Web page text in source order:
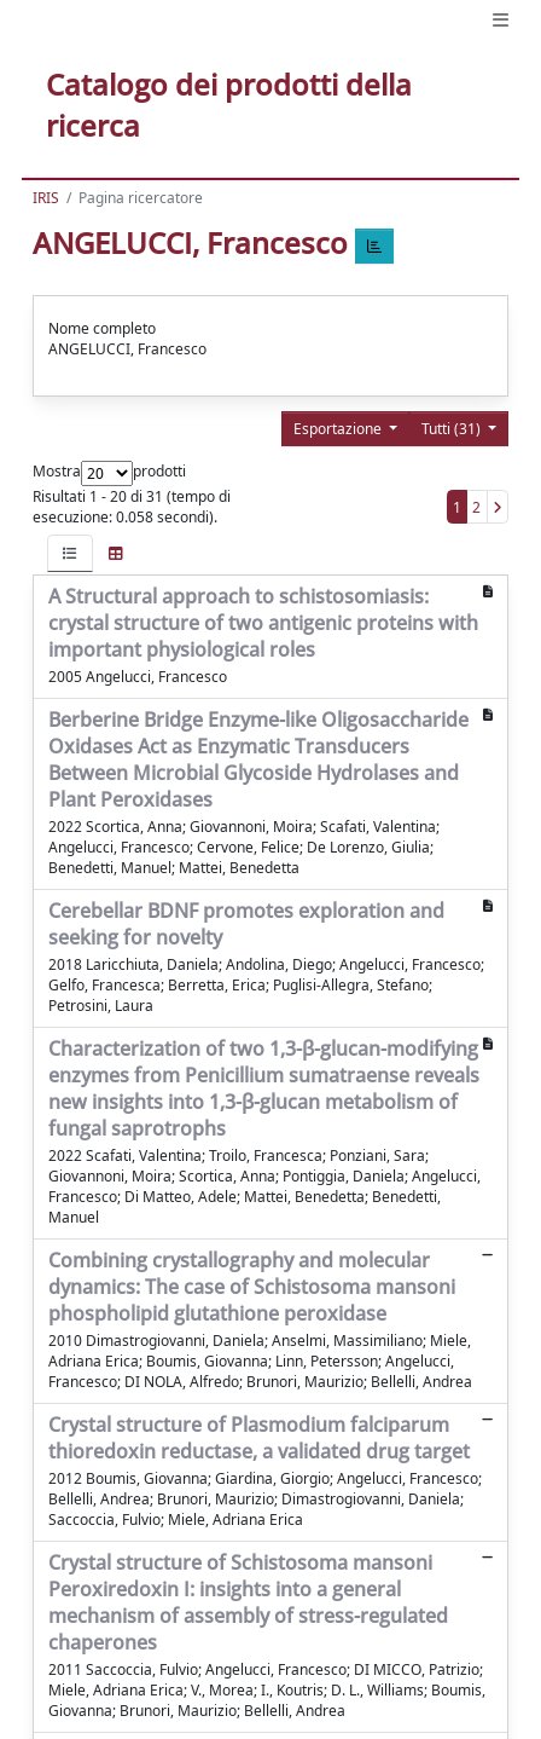
Catalogo dei prodotti della
ricerca
IRIS Pagina ricercatore
ANGELUCCI, Francesco
Nome completo
ANGELUCCI, Francesco
Tutti (31)
Esportazione
Mostra
prodotti
Risultati 1 - 20 di 31 (tempo di
esecuzione: 0.058 secondi).
1 2
A Structural approach to schistosomiasis:
crystal structure of two antigenic proteins with
important physiological roles
2005 Angelucci, Francesco
Berberine Bridge Enzyme-like Oligosaccharide
Oxidases Act as Enzymatic Transducers
Between Microbial Glycoside Hydrolases and
Plant Peroxidases
2022 Scortica, Anna; Giovannoni, Moira; Scafati, Valentina;
Angelucci, Francesco; Cervone, Felice; De Lorenzo, Giulia;
Benedetti, Manuel; Mattei, Benedetta
Cerebellar BDNF promotes exploration and
seeking for novelty
2018 Laricchiuta, Daniela; Andolina, Diego; Angelucci, Francesco;
Gelfo, Francesca; Berretta, Erica; Puglisi-Allegra, Stefano;
Petrosini, Laura
Characterization of two 1,3-β-glucan-modifying
enzymes from Penicillium sumatraense reveals
new insights into 1,3-β-glucan metabolism of
fungal saprotrophs
2022 Scafati, Valentina; Troilo, Francesca; Ponziani, Sara;
Giovannoni, Moira; Scortica, Anna; Pontiggia, Daniela; Angelucci,
Francesco; Di Matteo, Adele; Mattei, Benedetta; Benedetti,
Manuel
Combining crystallography and molecular
dynamics: The case of Schistosoma mansoni
phospholipid glutathione peroxidase
2010 Dimastrogiovanni, Daniela; Anselmi, Massimiliano; Miele,
Adriana Erica; Boumis, Giovanna; Linn, Petersson; Angelucci,
Francesco; DI NOLA, Alfredo; Brunori, Maurizio; Bellelli, Andrea
Crystal structure of Plasmodium falciparum
thioredoxin reductase, a validated drug target
2012 Boumis, Giovanna; Giardina, Giorgio; Angelucci, Francesco;
Bellelli, Andrea; Brunori, Maurizio; Dimastrogiovanni, Daniela;
Saccoccia, Fulvio; Miele, Adriana Erica
Crystal structure of Schistosoma mansoni
Peroxiredoxin I: insights into a general
mechanism of assembly of stress-regulated
chaperones
2011 Saccoccia, Fulvio; Angelucci, Francesco; DI MICCO, Patrizio;
Miele, Adriana Erica; V., Morea; I., Koutris; D. L., Williams; Boumis,
Giovanna; Brunori, Maurizio; Bellelli, Andrea